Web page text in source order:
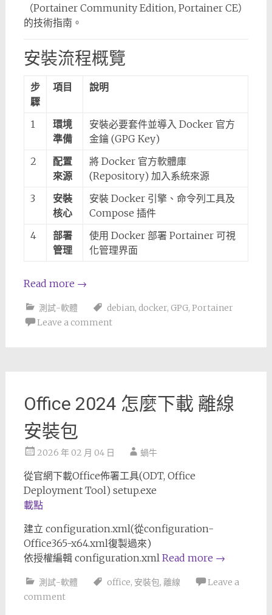
（Portainer Community Edition, Portainer CE）
的技術指南。
安裝流程概覽
步
驟
項目 說明
1
環境
準備
安裝必要套件並導入 Docker 官方
金鑰 (GPG Key)
2
配置
來源
將 Docker 官方軟體庫
(Repository) 加入系統來源
3
安裝
核心
安裝 Docker 引擎、命令列工具及
Compose 插件
4
部署
管理
使用 Docker 部署 Portainer 可視
化管理界面
Read more →
測試-軟體 debian, docker, GPG, Portainer
Leave a comment
Office 2024 怎麼下載 離線
安裝包
2026 年 02 月 04 日 蝸牛
從官網下載Office佈署工具(ODT, Office
Deployment Tool) setup.exe
載點
建立 configuration.xml(從configuration-
Office365-x64.xml復製過來)
依授權編輯 configuration.xml Read more →
測試-軟體 office, 安裝包, 離線
Leave a
comment